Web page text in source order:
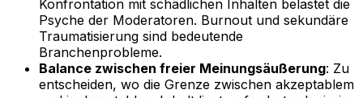
Konfrontation mit schädlichen Inhalten belastet die
Psyche der Moderatoren. Burnout und sekundäre
Traumatisierung sind bedeutende
Branchenprobleme.
Balance zwischen freier Meinungsäußerung: Zu
entscheiden, wo die Grenze zwischen akzeptablem